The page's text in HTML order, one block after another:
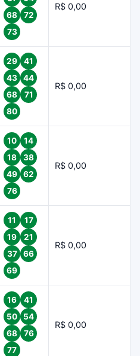
68
72
73
R$ 0,00
29
41
43
44
68
71
80
R$ 0,00
10
14
18
38
49
62
76
R$ 0,00
11
17
19
21
37
66
69
R$ 0,00
16
41
50
54
68
76
77
R$ 0,00